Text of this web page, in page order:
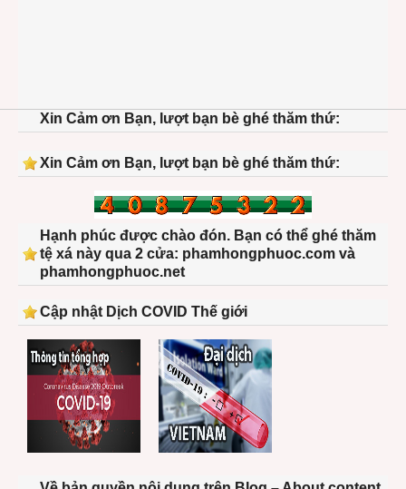
Xin Cảm ơn Bạn, lượt bạn bè ghé thăm thứ:
Xin Cảm ơn Bạn, lượt bạn bè ghé thăm thứ:
Hạnh phúc được chào đón. Bạn có thể ghé thăm
tệ xá này qua 2 cửa: phamhongphuoc.com và
phamhongphuoc.net
Cập nhật Dịch COVID Thế giới